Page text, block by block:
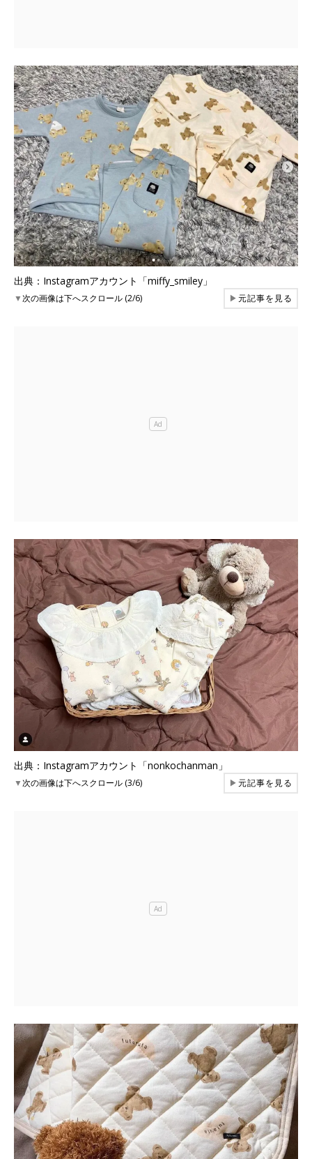
出典：Instagramアカウント「miffy_smiley」
▼次の画像は下へスクロール (2/6) ▶元記事を見る
出典：Instagramアカウント「nonkochanman」
▼次の画像は下へスクロール (3/6) ▶元記事を見る